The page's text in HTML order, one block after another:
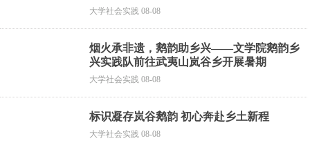
大学社会实践 08-08
烟火承非遗，鹅韵助乡兴——文学院鹅韵乡
兴实践队前往武夷山岚谷乡开展暑期
大学社会实践 08-08
标识凝存岚谷鹅韵 初心奔赴乡土新程
大学社会实践 08-08